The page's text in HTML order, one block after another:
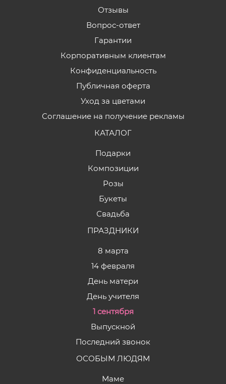
Отзывы
Вопрос-ответ
Гарантии
Корпоративным клиентам
Конфиденциальность
Публичная оферта
Уход за цветами
Соглашение на получение рекламы
КАТАЛОГ
Подарки
Композиции
Розы
Букеты
Свадьба
ПРАЗДНИКИ
8 марта
14 февраля
День матери
День учителя
1 сентября
Выпускной
Последний звонок
ОСОБЫМ ЛЮДЯМ
Маме